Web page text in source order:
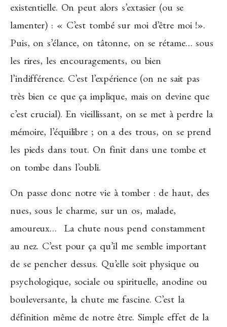
existentielle. On peut alors s’extasier (ou se
lamenter) : « C’est tombé sur moi d’être moi !».
Puis, on s’élance, on tâtonne, on se rétame… sous
les rires, les encouragements, ou bien
l’indifférence. C’est l’expérience (on ne sait pas
très bien ce que ça implique, mais on devine que
c’est crucial). En vieillissant, on se met à perdre la
mémoire, l’équilibre ; on a des trous, on se prend
les pieds dans tout. On finit dans une tombe et
on tombe dans l’oubli.
On passe donc notre vie à tomber : de haut, des
nues, sous le charme, sur un os, malade,
amoureux… La chute nous pend constamment
au nez. C’est pour ça qu’il me semble important
de se pencher dessus. Qu’elle soit physique ou
psychologique, sociale ou spirituelle, anodine ou
bouleversante, la chute me fascine. C’est la
définition même de notre être. Simple effet de la